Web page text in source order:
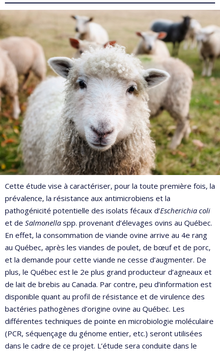
Cette étude vise à caractériser, pour la toute première fois, la
prévalence, la résistance aux antimicrobiens et la
pathogénicité potentielle des isolats fécaux d’Escherichia coli
et de Salmonella spp. provenant d’élevages ovins au Québec.
En effet, la consommation de viande ovine arrive au 4e rang
au Québec, après les viandes de poulet, de bœuf et de porc,
et la demande pour cette viande ne cesse d’augmenter. De
plus, le Québec est le 2e plus grand producteur d’agneaux et
de lait de brebis au Canada. Par contre, peu d’information est
disponible quant au profil de résistance et de virulence des
bactéries pathogènes d’origine ovine au Québec. Les
différentes techniques de pointe en microbiologie moléculaire
(PCR, séquençage du génome entier, etc.) seront utilisées
dans le cadre de ce projet. L’étude sera conduite dans le